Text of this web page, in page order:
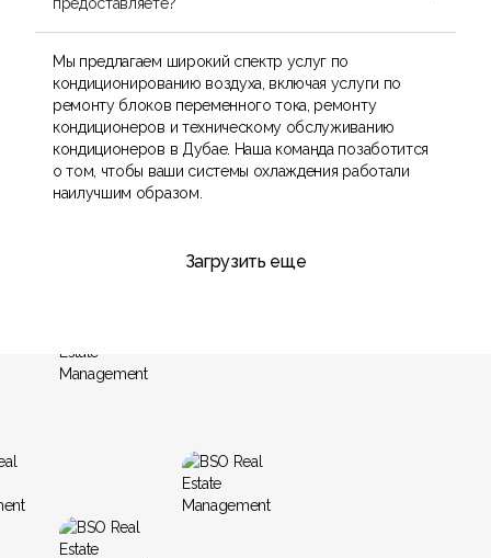
Мы предлагаем широкий спектр услуг по
кондиционированию воздуха, включая услуги по
ремонту блоков переменного тока, ремонту
кондиционеров и техническому обслуживанию
кондиционеров в Дубае. Наша команда позаботится
о том, чтобы ваши системы охлаждения работали
наилучшим образом.
Загрузить еще